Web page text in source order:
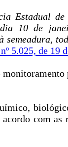
Estadual de
10 de
5.025, de 19
com as